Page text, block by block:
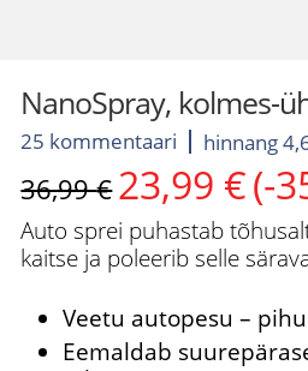
NanoSpray, kolmes-
25 kommentaari hinnang
36,99€ Algne
hind
oli:
36,99 €.
23,99 € price
is:
(-
Auto sprei puhastab
kaitse ja poleerib selle
Veetu autopesu –
Eemaldab